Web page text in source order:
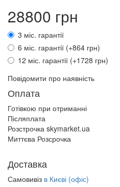
28800 грн
3 міс. гарантії
6 міс. гарантії (+864 грн)
12 міс. гарантії (+1728 грн)
Повідомити про наявність
Оплата
Готівкою при отриманні
Післяплата
Розстрочка skymarket.ua
Миттєва Розсрочка
Доставка
Самовивіз в Києві (офіс)